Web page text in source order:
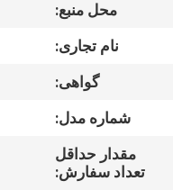
کارخانه
کنترل
کیفیت
محل منبع:
نام تجاری:
گواهی:
شماره مدل:
مقدار حداقل
تعداد سفارش: